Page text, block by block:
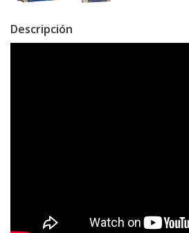
Descripción